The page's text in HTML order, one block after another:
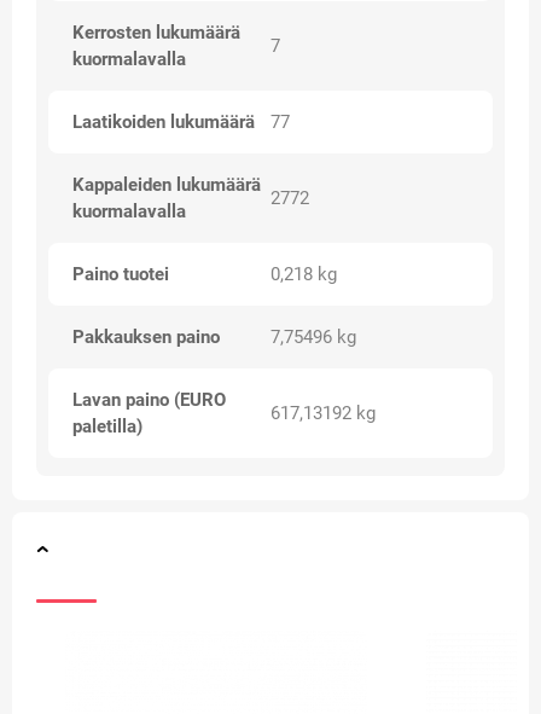
Kerrosten lukumäärä
kuormalavalla
7
Laatikoiden lukumäärä 77
Kappaleiden lukumäärä
kuormalavalla
2772
Paino tuotei 0,218 kg
Pakkauksen paino 7,75496 kg
Lavan paino (EURO
paletilla)
617,13192 kg